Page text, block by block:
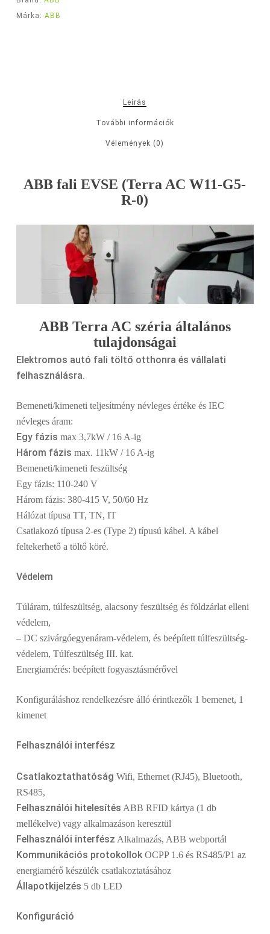
Márka: ABB
Leírás
További információk
Vélemények (0)
ABB fali EVSE (Terra AC W11-G5-
R-0)
ABB Terra AC széria általános
tulajdonságai
Elektromos autó fali töltő otthonra és vállalati
felhasználásra.
Bemeneti/kimeneti teljesítmény névleges értéke és IEC
névleges áram:
Egy fázis max 3,7kW / 16 A-ig
Három fázis max. 11kW / 16 A-ig
Bemeneti/kimeneti feszültség
Egy fázis: 110-240 V
Három fázis: 380-415 V, 50/60 Hz
Hálózat típusa TT, TN, IT
Csatlakozó típusa 2-es (Type 2) típusú kábel. A kábel
feltekerhető a töltő köré.
Védelem
Túláram, túlfeszültség, alacsony feszültség és földzárlat elleni
védelem,
– DC szivárgóegyenáram-védelem, és beépített túlfeszültség-
védelem, Túlfeszültség III. kat.
Energiamérés: beépített fogyasztásmérővel
Konfiguráláshoz rendelkezésre álló érintkezők 1 bemenet, 1
kimenet
Felhasználói interfész
Csatlakoztathatóság Wifi, Ethernet (RJ45), Bluetooth,
RS485,
Felhasználói hitelesítés ABB RFID kártya (1 db
mellékelve) vagy alkalmazáson keresztül
Felhasználói interfész Alkalmazás, ABB webportál
Kommunikációs protokollok OCPP 1.6 és RS485/P1 az
energiamérő készülék csatlakoztatásához
Állapotkijelzés 5 db LED
Konfiguráció